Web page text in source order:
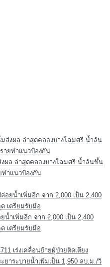
งผล ล่าสุดคลองบางโฉมศรี น้ำล้นขึ้น
ทำแนวป้องกัน
น้ำเพิ่มอีก จาก 2,000 เป็น 2,400
เตรียมรับมือ